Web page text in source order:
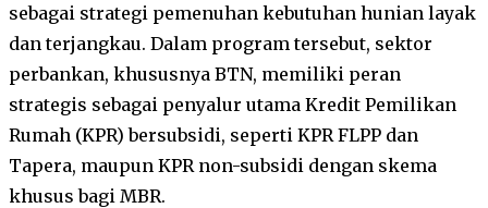
sebagai strategi pemenuhan kebutuhan hunian layak
dan terjangkau. Dalam program tersebut, sektor
perbankan, khususnya BTN, memiliki peran
strategis sebagai penyalur utama Kredit Pemilikan
Rumah (KPR) bersubsidi, seperti KPR FLPP dan
Tapera, maupun KPR non-subsidi dengan skema
khusus bagi MBR.